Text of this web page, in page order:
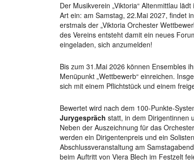
Der Musikverein „Viktoria“ Altenmittlau
Art ein: am Samstag, 22.Mai 2027, findet
erstmals der „Viktoria Orchester
des Vereins entsteht damit ein neues
eingeladen, sich anzumelden!
Bis zum 31.Mai 2026 können Ensembles
Menüpunkt „Wettbewerb“ einreichen.
sich mit einem Pflichtstück und einem
Bewertet wird nach dem 100-Punkte-
Jurygespräch statt, in dem Dirigentinnen
Neben der Auszeichnung für das
werden ein Dirigentenpreis und ein
Abschlussveranstaltung am
beim Auftritt von Viera Blech im Festzelt